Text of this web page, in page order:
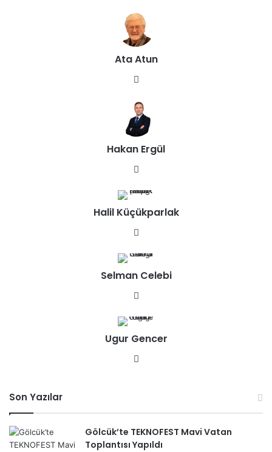
Ata Atun
esi
Hakan Ergül
sit
esi
Halil Küçükparlak
sit
esi
Selman Celebi
sit
esi
Ugur Gencer
Son Yazılar
Gölcük’te TEKNOFEST Mavi Vatan
Toplantısı Yapıldı